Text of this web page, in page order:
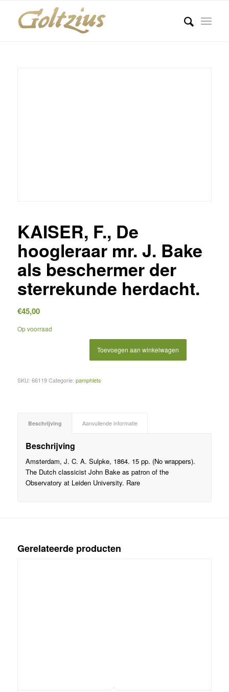
KAISER, F., De
hoogleraar mr. J. Bake
als beschermer der
sterrekunde herdacht.
€45,00
Op voorraad
Toevoegen aan winkelwagen
SKU: 66119 Categorie: pamphlets
Beschrijving Aanvullende informatie
Beschrijving
Amsterdam, J. C. A. Sulpke, 1864. 15 pp. (No wrappers).
The Dutch classicist John Bake as patron of the
Observatory at Leiden University. Rare
Gerelateerde producten